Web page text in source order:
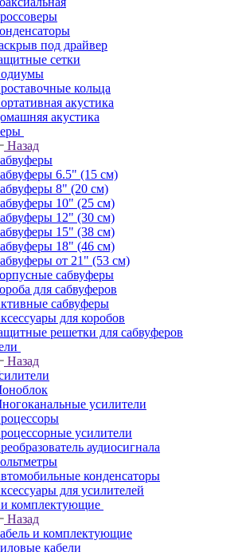
под драйвер
сетки
кольца
акустика
акустика
Назад
6.5" (15 см)
8" (20 см)
10" (25 см)
12" (30 см)
15" (38 см)
18" (46 см)
от 21" (53 см)
сабвуферы
для сабвуферов
сабвуферы
для коробов
решетки для сабвуферов
Назад
усилители
усилители
аудиосигнала
конденсаторы
для усилителей
и комплектующие
Назад
и комплектующие
кабели